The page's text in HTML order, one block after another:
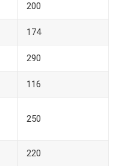
200
174
290
116
250
220